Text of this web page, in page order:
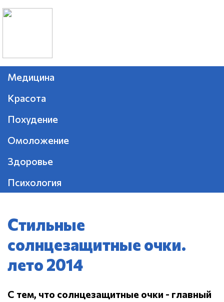
Медицина
Красота
Похудение
Омоложение
Здоровье
Психология
Стильные
солнцезащитные очки.
лето 2014
С тем, что солнцезащитные очки - главный